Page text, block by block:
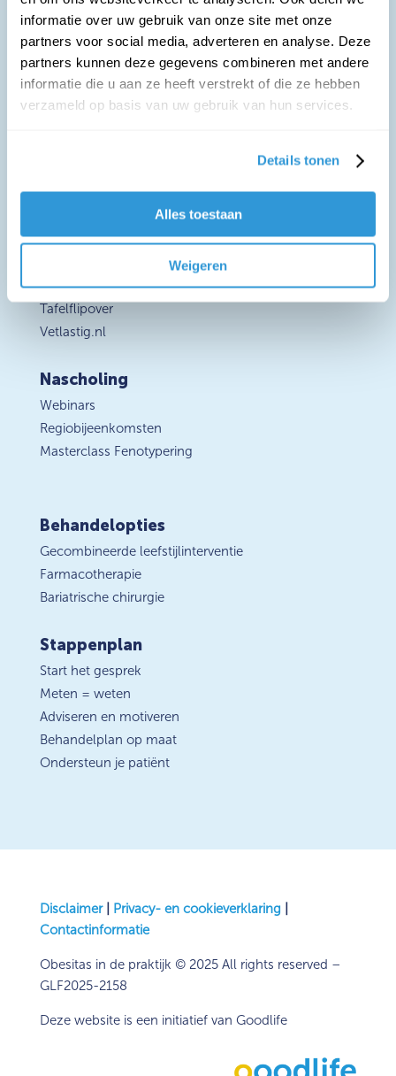
informatie over uw gebruik van onze site met onze
partners voor social media, adverteren en analyse. Deze
partners kunnen deze gegevens combineren met andere
informatie die u aan ze heeft verstrekt of die ze hebben
verzameld op basis van uw gebruik van hun services.
Details tonen
Alles toestaan
Weigeren
Over ons
Contact

Oorzaken
Gezondheidsrisico’s
Hoofd- of buikhonger
Materialen
Tafelflipover
Vetlastig.nl
Nascholing
Webinars
Regiobijeenkomsten
Masterclass Fenotypering
Behandelopties
Gecombineerde leefstijlinterventie
Farmacotherapie
Bariatrische chirurgie
Stappenplan
Start het gesprek
Meten = weten
Adviseren en motiveren
Behandelplan op maat
Ondersteun je patiënt
Disclaimer| Privacy- en cookieverklaring|
Contactinformatie
Obesitas in de praktijk © 2025 All rights reserved –
GLF2025-2158
Deze website is een initiatief van Goodlife